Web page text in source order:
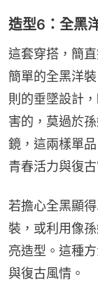
造型6：全黑
這套穿搭，簡
簡單的全黑洋
則的垂墜設計
害的，莫過於
鏡，這兩樣單
青春活力與復
若擔心全黑顯
裝，或利用像
亮造型。這種
與復古風情。